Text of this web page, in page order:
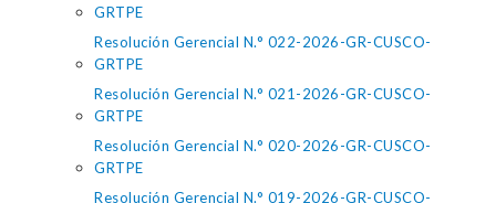
GRTPE
Resolución Gerencial N.° 022-2026-GR-CUSCO-
GRTPE
Resolución Gerencial N.° 021-2026-GR-CUSCO-
GRTPE
Resolución Gerencial N.° 020-2026-GR-CUSCO-
GRTPE
Resolución Gerencial N.° 019-2026-GR-CUSCO-